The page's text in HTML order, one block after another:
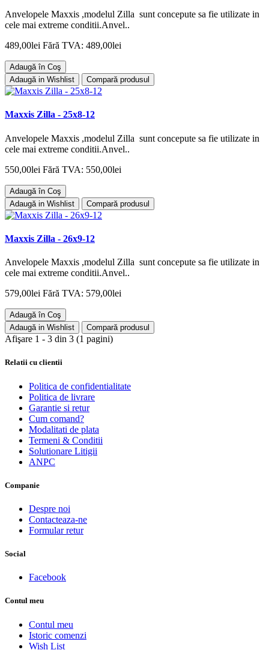
Anvelopele Maxxis ,modelul Zilla sunt concepute sa fie utilizate in
cele mai extreme conditii.Anvel..
489,00lei Fără TVA: 489,00lei
Adaugă în Coş
Adaugă in Wishlist
Compară produsul
Maxxis Zilla - 25x8-12
Anvelopele Maxxis ,modelul Zilla sunt concepute sa fie utilizate in
cele mai extreme conditii.Anvel..
550,00lei Fără TVA: 550,00lei
Adaugă în Coş
Adaugă in Wishlist
Compară produsul
Maxxis Zilla - 26x9-12
Anvelopele Maxxis ,modelul Zilla sunt concepute sa fie utilizate in
cele mai extreme conditii.Anvel..
579,00lei Fără TVA: 579,00lei
Adaugă în Coş
Adaugă in Wishlist
Compară produsul
Afişare 1 - 3 din 3 (1 pagini)
Relatii cu clientii
Politica de confidentialitate
Politica de livrare
Garantie si retur
Cum comand?
Modalitati de plata
Termeni & Conditii
Solutionare Litigii
ANPC
Companie
Despre noi
Contacteaza-ne
Formular retur
Social
Facebook
Contul meu
Contul meu
Istoric comenzi
Wish List